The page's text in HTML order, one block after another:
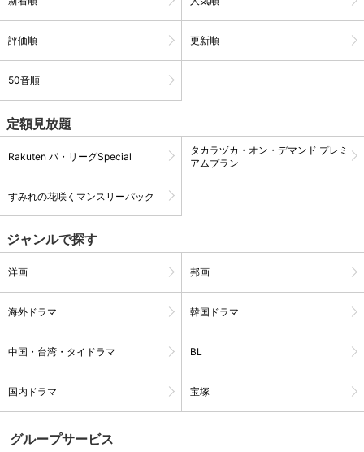
評価順 更新順
50音順
定額見放題
Rakuten パ・リーグSpecial
タカラヅカ・オン・デマンド プレミ
アムプラン
すみれの花咲くマンスリーパック
ジャンルで探す
洋画 邦画
海外ドラマ 韓国ドラマ
中国・台湾・タイドラマ BL
国内ドラマ 宝塚
グループサービス